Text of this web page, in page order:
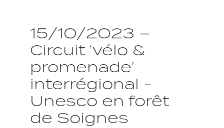
15/10/2023 –
Circuit ‘vélo &
promenade’
interrégional -
Unesco en forêt
de Soignes